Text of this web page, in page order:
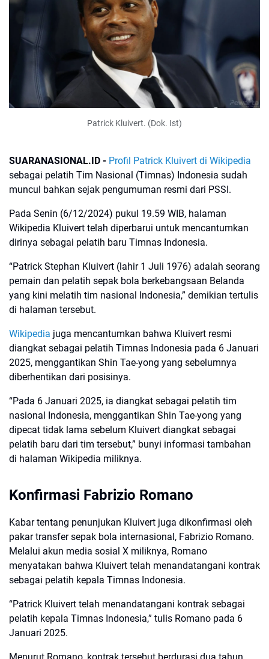
Patrick Kluivert. (Dok. Ist)
SUARANASIONAL.ID - Profil Patrick Kluivert di Wikipedia
sebagai pelatih Tim Nasional (Timnas) Indonesia sudah
muncul bahkan sejak pengumuman resmi dari PSSI.
Pada Senin (6/12/2024) pukul 19.59 WIB, halaman
Wikipedia Kluivert telah diperbarui untuk mencantumkan
dirinya sebagai pelatih baru Timnas Indonesia.
“Patrick Stephan Kluivert (lahir 1 Juli 1976) adalah seorang
pemain dan pelatih sepak bola berkebangsaan Belanda
yang kini melatih tim nasional Indonesia,” demikian tertulis
di halaman tersebut.
Wikipedia juga mencantumkan bahwa Kluivert resmi
diangkat sebagai pelatih Timnas Indonesia pada 6 Januari
2025, menggantikan Shin Tae-yong yang sebelumnya
diberhentikan dari posisinya.
“Pada 6 Januari 2025, ia diangkat sebagai pelatih tim
nasional Indonesia, menggantikan Shin Tae-yong yang
dipecat tidak lama sebelum Kluivert diangkat sebagai
pelatih baru dari tim tersebut,” bunyi informasi tambahan
di halaman Wikipedia miliknya.
Konfirmasi Fabrizio Romano
Kabar tentang penunjukan Kluivert juga dikonfirmasi oleh
pakar transfer sepak bola internasional, Fabrizio Romano.
Melalui akun media sosial X miliknya, Romano
menyatakan bahwa Kluivert telah menandatangani kontrak
sebagai pelatih kepala Timnas Indonesia.
“Patrick Kluivert telah menandatangani kontrak sebagai
pelatih kepala Timnas Indonesia,” tulis Romano pada 6
Januari 2025.